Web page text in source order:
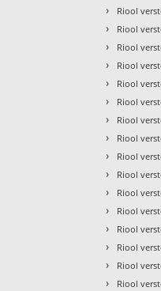
› Riool
› Riool
› Riool
› Riool
› Riool
› Riool
› Riool
› Riool
› Riool
› Riool
› Riool
› Riool
› Riool
› Riool
› Riool
› Riool